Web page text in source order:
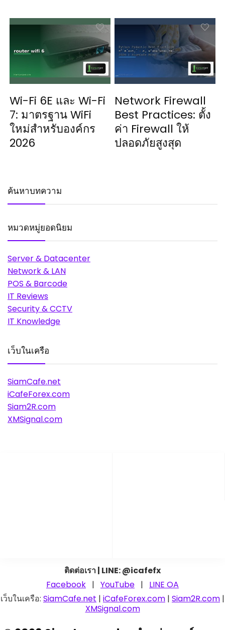
Wi-Fi 6E และ Wi-Fi
7: มาตรฐาน WiFi
ใหม่สำหรับองค์กร
2026
Network Firewall
Best Practices: ตั้ง
ค่า Firewall ให้
ปลอดภัยสูงสุด
ค้นหาบทความ
หมวดหมู่ยอดนิยม
Server & Datacenter
Network & LAN
POS & Barcode
IT Reviews
Security & CCTV
IT Knowledge
เว็บในเครือ
SiamCafe.net
iCafeForex.com
Siam2R.com
XMSignal.com
ติดต่อเรา | LINE: @icafefx
Facebook | YouTube |
LINE OA
เว็บในเครือ: SiamCafe.net | iCafeForex.com | Siam2R.com |
XMSignal.com